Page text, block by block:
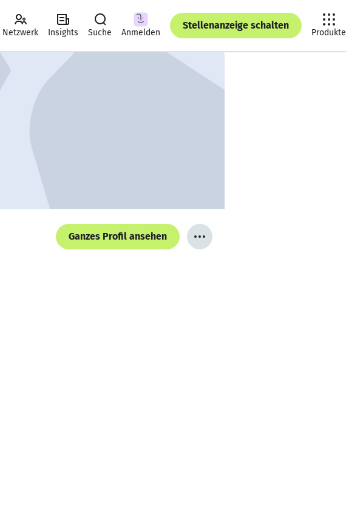
Netzwerk Insights Suche Anmelden
Stellenanzeige schalten
Produkte
Ganzes Profil ansehen